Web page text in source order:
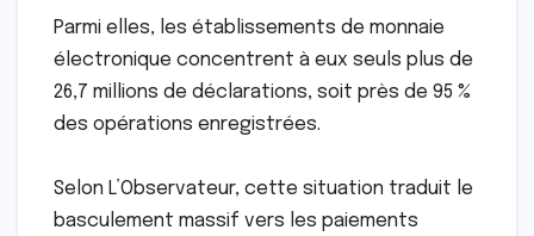
Parmi elles, les établissements de monnaie
électronique concentrent à eux seuls plus de
26,7 millions de déclarations, soit près de 95 %
des opérations enregistrées.
Selon L’Observateur, cette situation traduit le
basculement massif vers les paiements